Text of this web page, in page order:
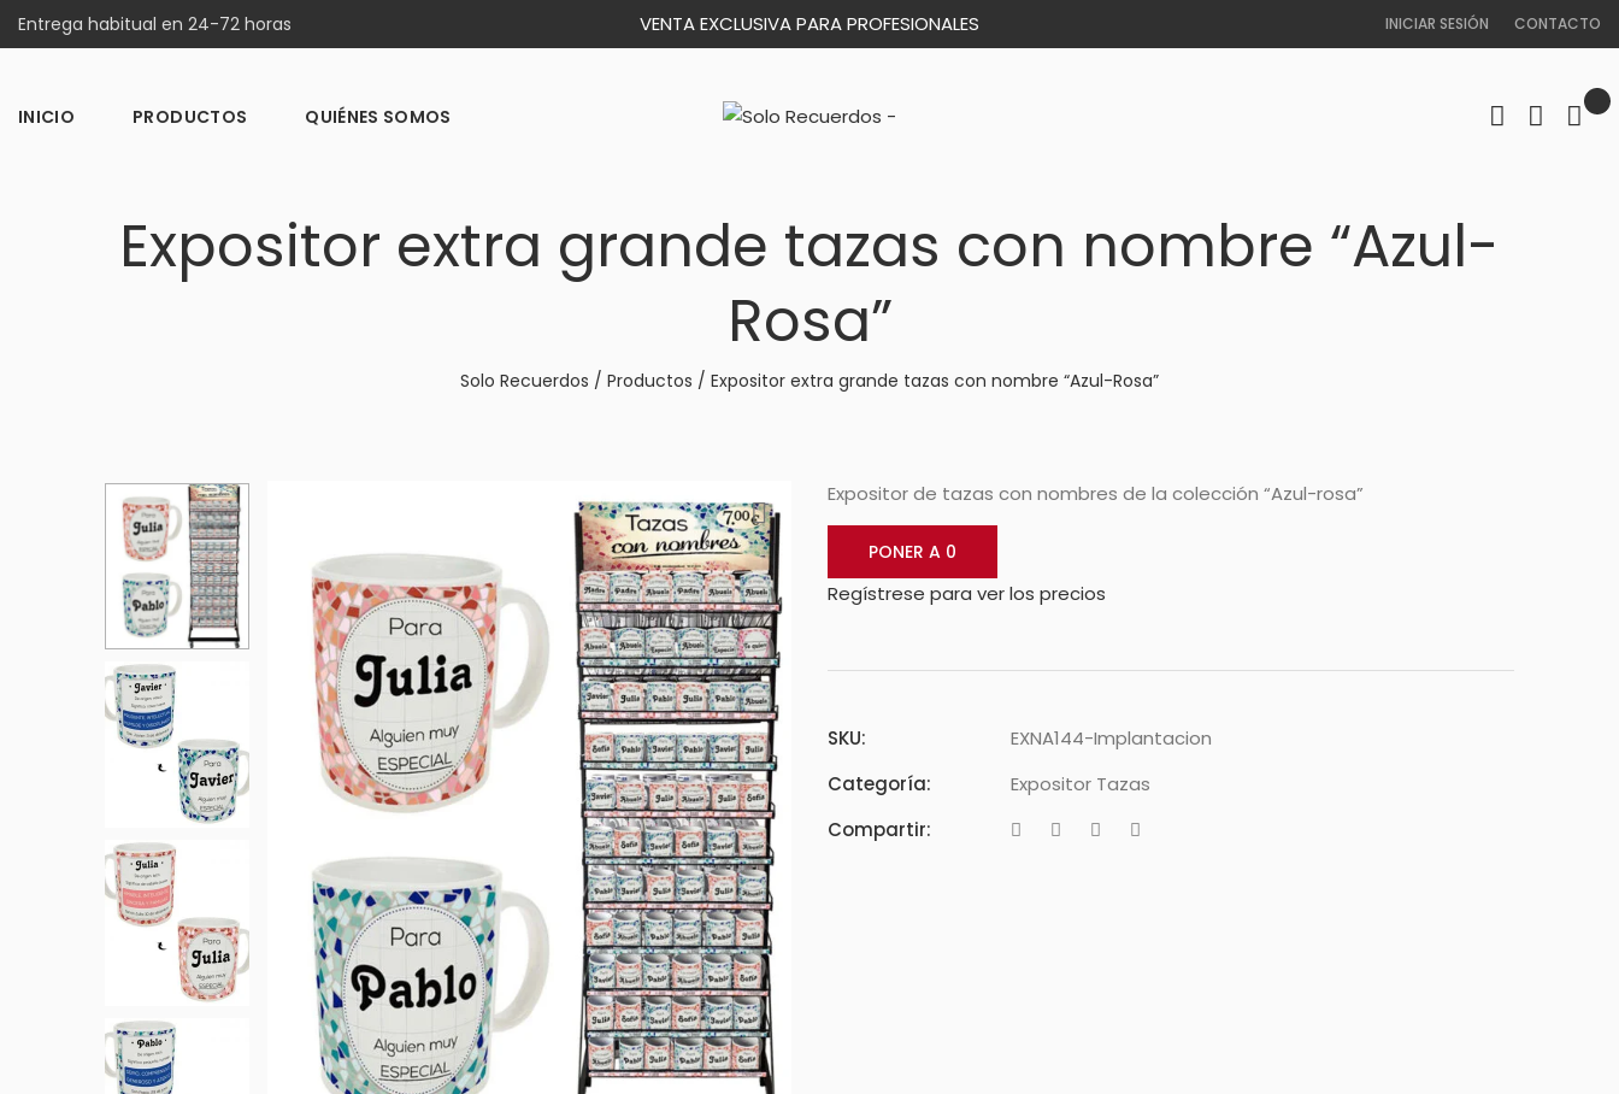
Entrega habitual en 24-72 horas VENTA EXCLUSIVA PARA PROFESIONALES INICIAR SESIÓN CONTACTO
INICIO PRODUCTOS QUIÉNES SOMOS
Expositor extra grande tazas con nombre “Azul-
Rosa”
Solo Recuerdos / Productos / Expositor extra grande tazas con nombre “Azul-Rosa”
Expositor de tazas con nombres de la colección “Azul-rosa”
PONER A 0
Regístrese para ver los precios
SKU:
EXNA144-Implantacion
Categoría:
Expositor Tazas
Compartir: